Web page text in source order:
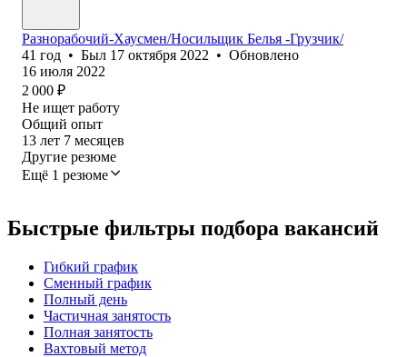
Разнорабочий-Хаусмен/Носильщик Белья -Грузчик/
41 год • Был 17 октября 2022 • Обновлено
16 июля 2022
2 000 ₽
Не ищет работу
Общий опыт
13 лет 7 месяцев
Другие резюме
Ещё 1 резюме
Быстрые фильтры подбора вакансий
Гибкий график
Сменный график
Полный день
Частичная занятость
Полная занятость
Вахтовый метод